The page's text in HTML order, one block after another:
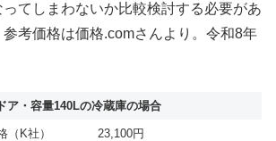
てしまわないか比較検討する必要があ
参考価格は価格.comさんより。令和8年
ア・容量140Lの冷蔵庫の場合
（K社）
23,100円